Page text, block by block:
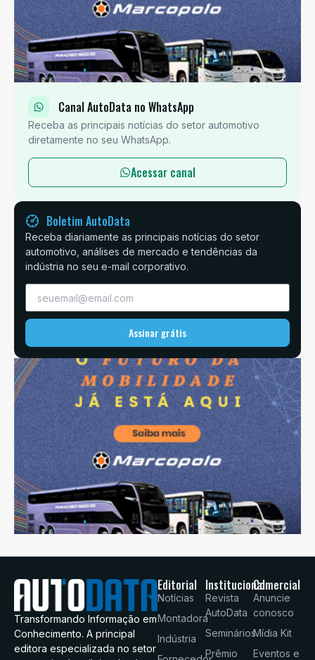
Canal AutoData no WhatsApp
Receba as principais notícias do setor automotivo
diretamente no seu WhatsApp.
Acessar canal
Boletim AutoData
Receba diariamente as principais notícias do setor
automotivo, análises de mercado e tendências da
indústria no seu e-mail corporativo.
Assinar grátis
Transformando Informação em
Conhecimento. A principal
editora especializada no setor
Editorial
Notícias
Montadora
Indústria
Institucional
Revista
AutoData
Seminários
Prêmio
Comercial
Anuncie
conosco
Mídia Kit
Eventos e